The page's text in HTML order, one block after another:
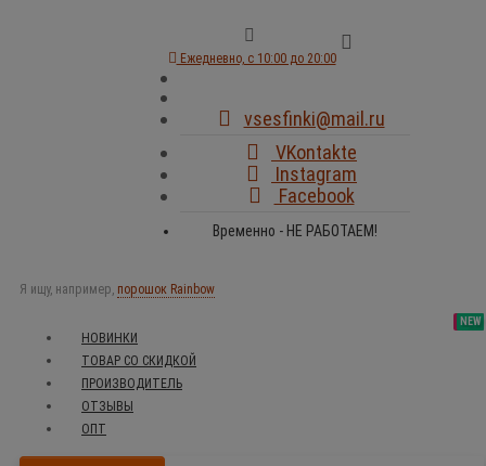
Ежедневно, с 10:00 до 20:00
vsesfinki@mail.ru
VKontakte
Instagram
Facebook
Временно - НЕ РАБОТАЕМ!
Я ищу, например, порошок Rainbow
NEW
НОВИНКИ
SALE
ТОВАР СО СКИДКОЙ
NEW
ПРОИЗВОДИТЕЛЬ
NEW
ОТЗЫВЫ
ОПТ